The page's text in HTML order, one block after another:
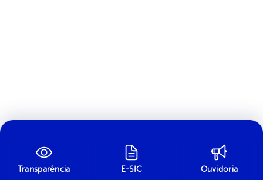
Transparência E-SIC Ouvidoria